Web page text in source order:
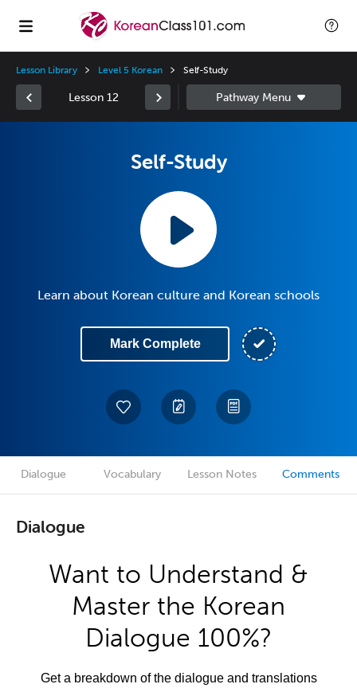
Lesson Library Level 5 Korean Self-Study
Lesson 12
Self-Study
Learn about Korean culture and Korean schools
Mark Complete
Dialogue Vocabulary Lesson Notes Comments
Dialogue
Want to Understand &
Master the Korean
Dialogue 100%?
Get a breakdown of the dialogue and translations